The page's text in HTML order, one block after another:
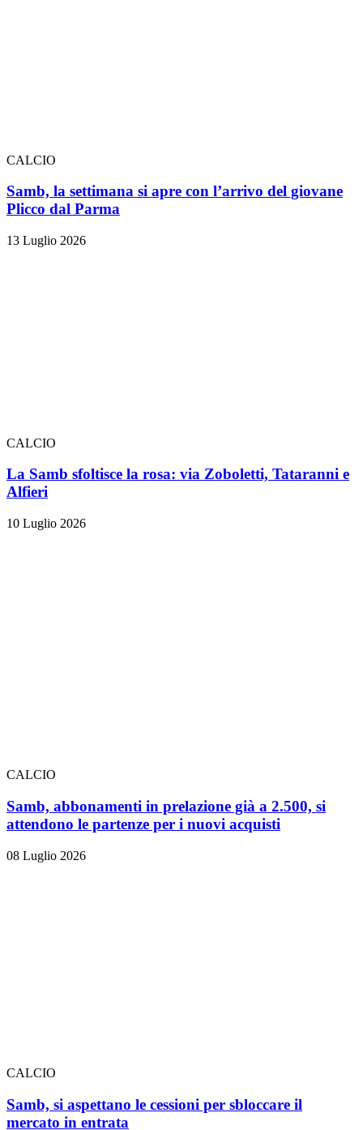
CALCIO
Samb, la settimana si apre con l’arrivo del giovane
Plicco dal Parma
13 Luglio 2026
CALCIO
La Samb sfoltisce la rosa: via Zoboletti, Tataranni e
Alfieri
10 Luglio 2026
CALCIO
Samb, abbonamenti in prelazione già a 2.500, si
attendono le partenze per i nuovi acquisti
08 Luglio 2026
CALCIO
Samb, si aspettano le cessioni per sbloccare il
mercato in entrata